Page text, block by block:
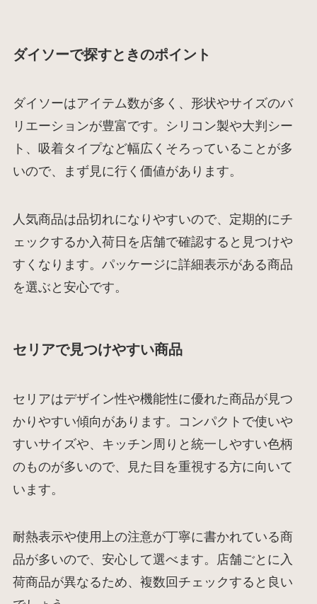
ダイソーで探すときのポイント
ダイソーはアイテム数が多く、形状やサイズのバ
リエーションが豊富です。シリコン製や大判シー
ト、吸着タイプなど幅広くそろっていることが多
いので、まず見に行く価値があります。
人気商品は品切れになりやすいので、定期的にチ
ェックするか入荷日を店舗で確認すると見つけや
すくなります。パッケージに詳細表示がある商品
を選ぶと安心です。
セリアで見つけやすい商品
セリアはデザイン性や機能性に優れた商品が見つ
かりやすい傾向があります。コンパクトで使いや
すいサイズや、キッチン周りと統一しやすい色柄
のものが多いので、見た目を重視する方に向いて
います。
耐熱表示や使用上の注意が丁寧に書かれている商
品が多いので、安心して選べます。店舗ごとに入
荷商品が異なるため、複数回チェックすると良い